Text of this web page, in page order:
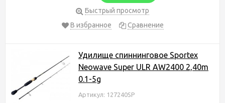
Быстрый просмотр
В избранное
Сравнение
Удилище спиннинговое Sportex
Neowave Super ULR AW2400 2,40m
0.1-5g
Артикул: 127240SP